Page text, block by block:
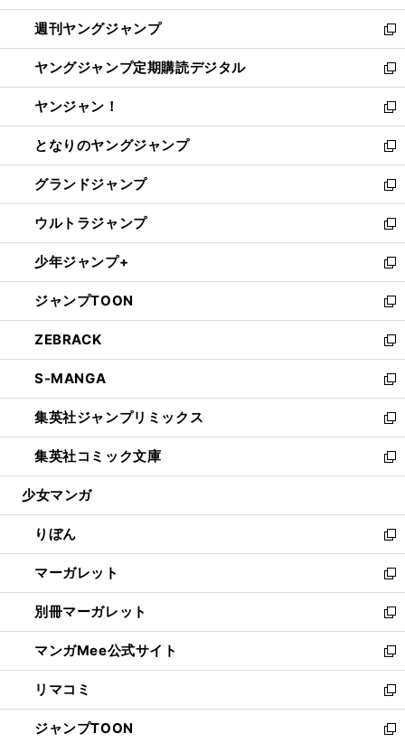
開
く
ウ
で
開
く
ン
ド
ウ
で
開
く
ウ
ィ
ン
ド
ウ
で
開
く
週刊ヤングジャンプ
新
し
い
ウ
ィ
ン
ド
ウ
で
開
く
ヤングジャンプ定期購読デジタル
新
し
い
ウ
ィ
ン
ド
ウ
で
開
く
ヤンジャン！
新
し
い
ウ
ィ
ン
ド
ウ
で
開
く
となりのヤングジャンプ
新
し
い
ウ
ィ
ン
ド
ウ
で
開
く
グランドジャンプ
新
し
い
ウ
ィ
ン
ド
ウ
で
開
く
ウルトラジャンプ
新
し
い
ウ
ィ
ン
ド
ウ
で
開
く
少年ジャンプ+
新
し
い
ウ
ィ
ン
ド
ウ
で
開
く
ジャンプTOON
新
し
い
ウ
ィ
ン
ド
ウ
で
開
ZEBRACK
新
し
い
ウ
ィ
ン
ド
ウ
開
く
S-MANGA
新
し
い
ウ
ィ
ン
ウ
で
開
く
集英社ジャンプリミックス
新
し
い
ウ
ン
ド
ウ
で
開
く
集英社コミック文庫
新
し
ウ
ィ
ン
ド
ウ
で
開
く
少女マンガ
りぼん
新
し
い
ウ
ィ
ン
ド
ウ
で
開
く
マーガレット
新
し
い
ウ
ィ
ン
ド
ウ
で
別冊マーガレット
新
し
い
ウ
ィ
ン
ド
マンガMee公式サイト
新
し
い
ウ
ィ
リマコミ
新
し
い
ジャンプTOON 新